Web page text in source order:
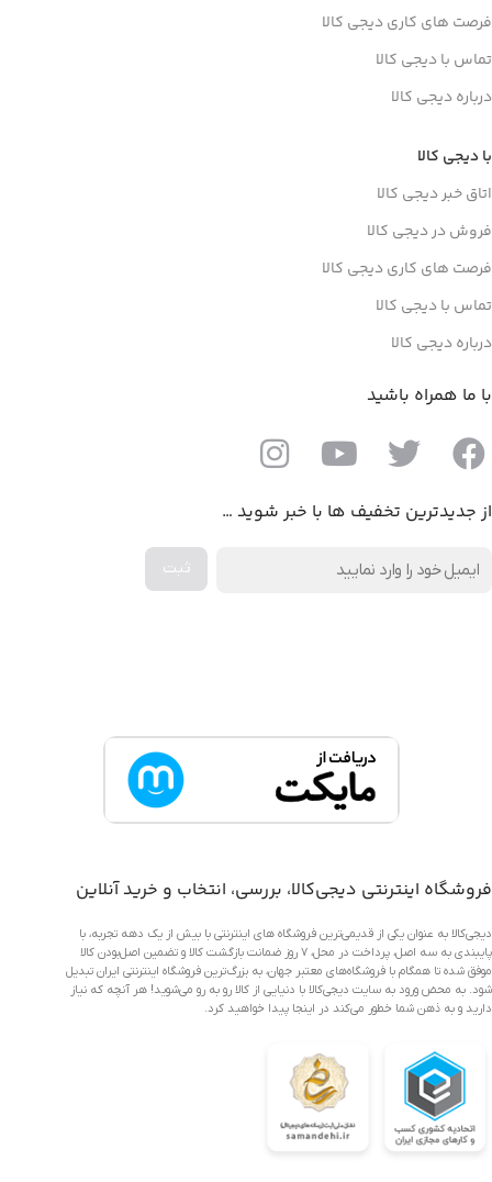
فرصت های کاری دیجی کالا
تماس با دیجی کالا
درباره دیجی کالا
با دیجی کالا
اتاق خبر دیجی کالا
فروش در دیجی کالا
فرصت های کاری دیجی کالا
تماس با دیجی کالا
درباره دیجی کالا
با ما همراه باشید
از جدیدترین تخفیف ها با خبر شوید …
فروشگاه اینترنتی دیجی‌کالا، بررسی، انتخاب و خرید آنلاین
دیجی‌کالا به عنوان یکی از قدیمی‌ترین فروشگاه های اینترنتی با بیش از یک دهه تجربه، با
پایبندی به سه اصل، پرداخت در محل، ۷ روز ضمانت بازگشت کالا و تضمین اصل‌بودن کالا
موفق شده تا همگام با فروشگاه‌های معتبر جهان، به بزرگ‌ترین فروشگاه اینترنتی ایران تبدیل
شود. به محض ورود به سایت دیجی‌کالا با دنیایی از کالا رو به رو می‌شوید! هر آنچه که نیاز
دارید و به ذهن شما خطور می‌کند در اینجا پیدا خواهید کرد.